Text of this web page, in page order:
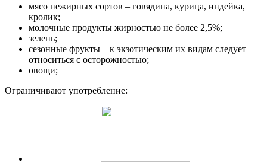
мясо нежирных сортов – говядина, курица, индейка,
кролик;
молочные продукты жирностью не более 2,5%;
зелень;
сезонные фрукты – к экзотическим их видам следует
относиться с осторожностью;
овощи;
Ограничивают употребление: